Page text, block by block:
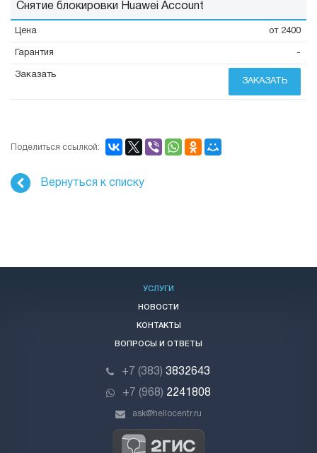
Снятие блокировки Huawei Account
от 2400
-
ЗАКАЗАТЬ
Поделиться ссылкой:
Вернуться к списку
УСЛУГИ
НОВОСТИ
КОНТАКТЫ
ВОПРОСЫ И ОТВЕТЫ
+7 (383) 3832643
+7 (968) 2241808
ask@hellocentr.ru